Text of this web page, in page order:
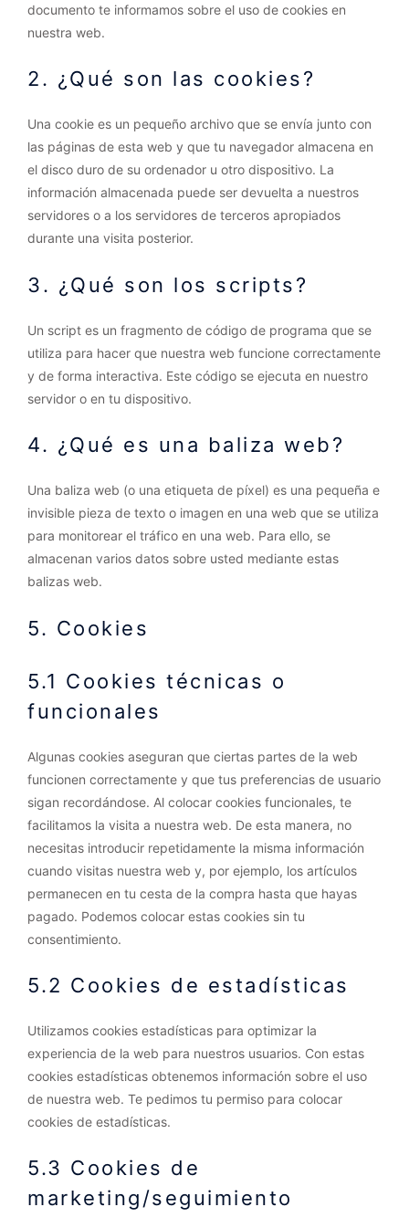
documento te informamos sobre el uso de cookies en
nuestra web.
2. ¿Qué son las cookies?
Una cookie es un pequeño archivo que se envía junto con
las páginas de esta web y que tu navegador almacena en
el disco duro de su ordenador u otro dispositivo. La
información almacenada puede ser devuelta a nuestros
servidores o a los servidores de terceros apropiados
durante una visita posterior.
3. ¿Qué son los scripts?
Un script es un fragmento de código de programa que se
utiliza para hacer que nuestra web funcione correctamente
y de forma interactiva. Este código se ejecuta en nuestro
servidor o en tu dispositivo.
4. ¿Qué es una baliza web?
Una baliza web (o una etiqueta de píxel) es una pequeña e
invisible pieza de texto o imagen en una web que se utiliza
para monitorear el tráfico en una web. Para ello, se
almacenan varios datos sobre usted mediante estas
balizas web.
5. Cookies
5.1 Cookies técnicas o
funcionales
Algunas cookies aseguran que ciertas partes de la web
funcionen correctamente y que tus preferencias de usuario
sigan recordándose. Al colocar cookies funcionales, te
facilitamos la visita a nuestra web. De esta manera, no
necesitas introducir repetidamente la misma información
cuando visitas nuestra web y, por ejemplo, los artículos
permanecen en tu cesta de la compra hasta que hayas
pagado. Podemos colocar estas cookies sin tu
consentimiento.
5.2 Cookies de estadísticas
Utilizamos cookies estadísticas para optimizar la
experiencia de la web para nuestros usuarios. Con estas
cookies estadísticas obtenemos información sobre el uso
de nuestra web. Te pedimos tu permiso para colocar
cookies de estadísticas.
5.3 Cookies de
marketing/seguimiento